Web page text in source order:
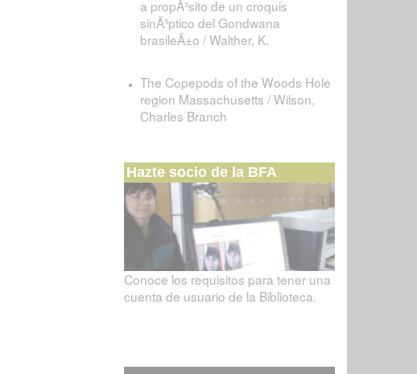
a propÃ³sito de un croquis
sinÃ³ptico del Gondwana
brasileÃ±o / Walther, K.
The Copepods of the Woods Hole
region Massachusetts / Wilson,
Charles Branch
Hazte socio de la BFA
Conoce los requisitos para tener una
cuenta de usuario de la Biblioteca.